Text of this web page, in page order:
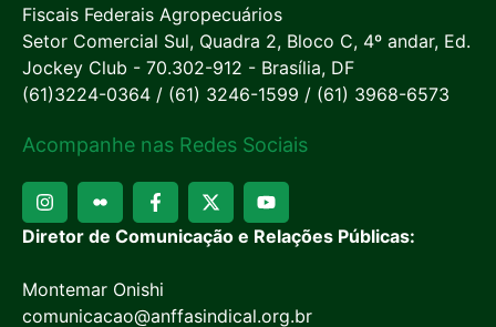
Fiscais Federais Agropecuários
Setor Comercial Sul, Quadra 2, Bloco C, 4º andar, Ed.
Jockey Club - 70.302-912 - Brasília, DF
(61)3224-0364 / (61) 3246-1599 / (61) 3968-6573
Acompanhe nas Redes Sociais
Diretor de Comunicação e Relações Públicas:
Montemar Onishi
comunicacao@anffasindical.org.br